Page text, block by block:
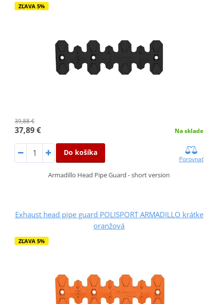
ZĽAVA 5%
39,88 €
37,89 € Na sklade
Do košíka
Porovnať
Armadillo Head Pipe Guard - short version
Exhaust head pipe guard POLISPORT ARMADILLO krátke
oranžová
ZĽAVA 5%